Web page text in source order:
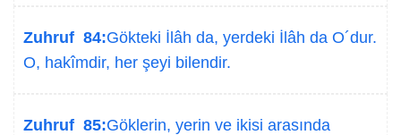
Zuhruf 84:Gökteki İlâh da, yerdeki İlâh da O´dur.
O, hakîmdir, her şeyi bilendir.
Zuhruf 85:Göklerin, yerin ve ikisi arasında